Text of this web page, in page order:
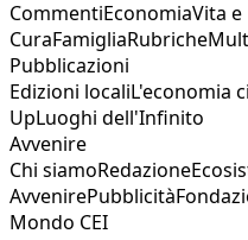
CommentiEconomiaVita e
CuraFamigliaRubriche
Pubblicazioni
Edizioni localiL'economia
UpLuoghi dell'Infinito
Avvenire
Chi siamoRedazione
AvvenirePubblicità
Mondo CEI